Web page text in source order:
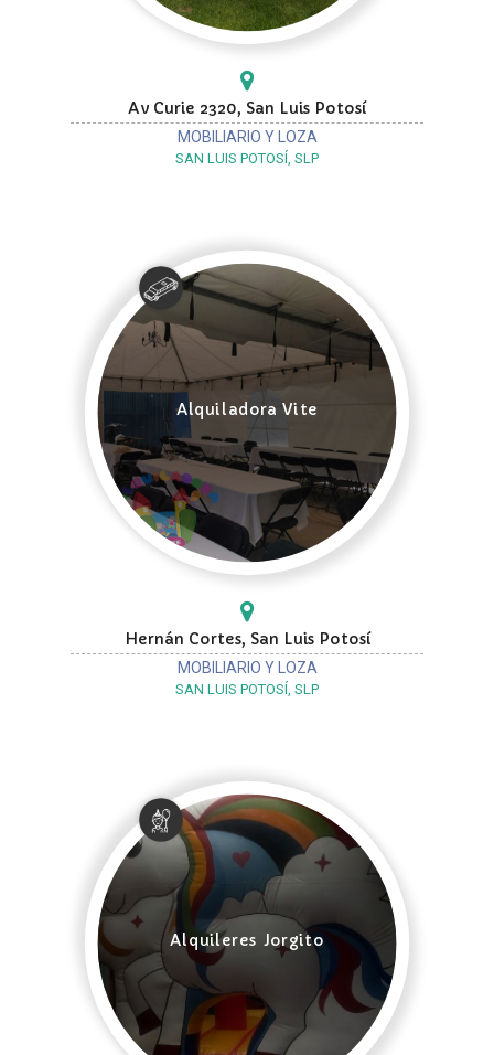
Av Curie 2320, San Luis Potosí
MOBILIARIO Y LOZA
SAN LUIS POTOSÍ, SLP
Alquiladora Vite
Hernán Cortes, San Luis Potosí
MOBILIARIO Y LOZA
SAN LUIS POTOSÍ, SLP
Alquileres Jorgito